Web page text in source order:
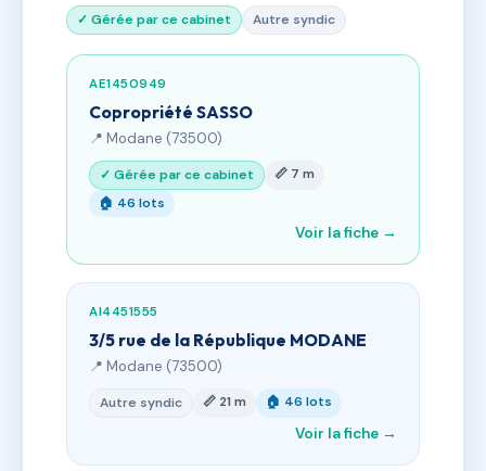
✓ Gérée par ce cabinet Autre syndic
AE1450949
Copropriété SASSO
📍 Modane (73500)
✓ Gérée par ce cabinet
📏 7 m
🏠 46 lots
Voir la fiche →
AI4451555
3/5 rue de la République MODANE
📍 Modane (73500)
Autre syndic 📏 21 m 🏠 46 lots
Voir la fiche →